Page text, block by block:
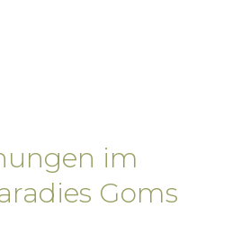
im
Goms